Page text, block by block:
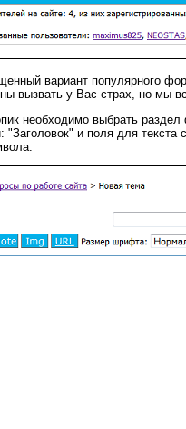
вариант популярного
вызвать у Вас страх, но мы
необходимо выбрать
"Заголовок" и поля для